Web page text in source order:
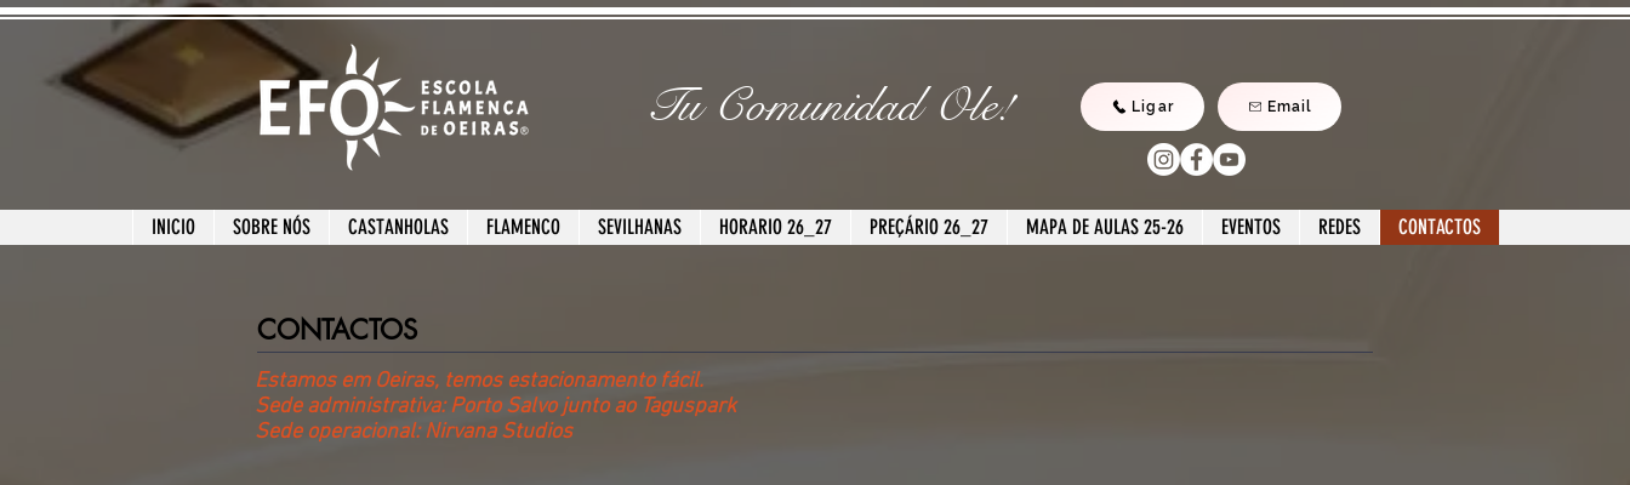
Tu Comunidad Ole! Ligar Email
INICIO SOBRE NÓS CASTANHOLAS FLAMENCO SEVILHANAS HORARIO 26_27 PREÇÁRIO 26_27 MAPA DE AULAS 25-26 EVENTOS REDES CONTACTOS
CONTACTOS
Estamos em Oeiras, temos estacionamento fácil.
Sede administrativa: Porto Salvo junto ao Taguspark
Sede operacional: Nirvana Studios